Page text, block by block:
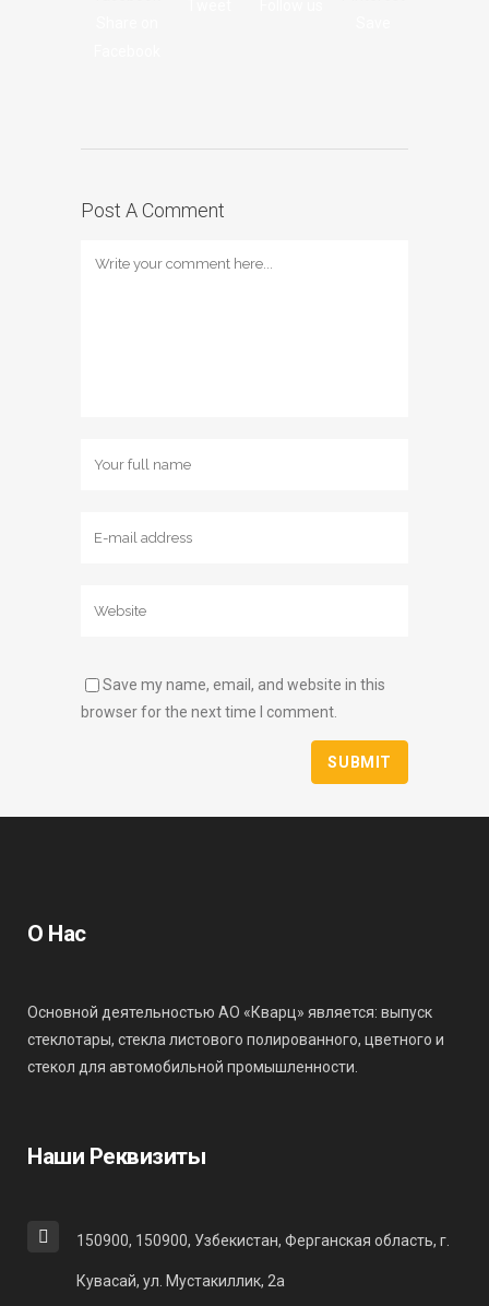
Post A Comment
Save my name, email, and website in this
browser for the next time I comment.
О Нас
Основной деятельностью АО «Кварц» является: выпуск
стеклотары, стекла листового полированного, цветного и
стекол для автомобильной промышленности.
Наши Реквизиты
150900, 150900, Узбекистан, Ферганская область, г.
Кувасай, ул. Мустакиллик, 2а